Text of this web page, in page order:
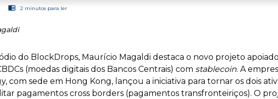
chrome_reader_mode 2 minutos para ler
do BlockDrops, Maurício Magaldi destaca o novo projeto
(moedas digitais dos Bancos Centrais) com stablecoin. A
com sede em Hong Kong, lançou a iniciativa para tornar os dois
pagamentos cross borders (pagamentos transfronteiriços). O